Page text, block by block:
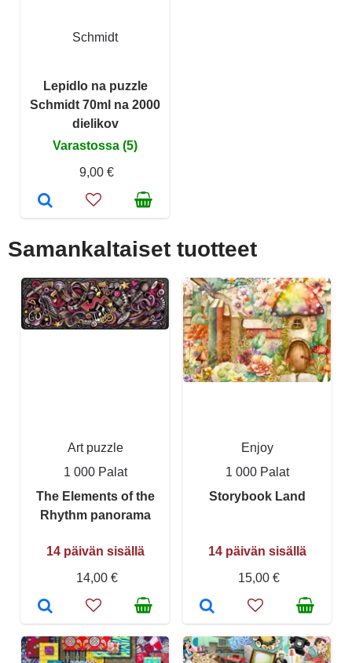
Schmidt
Lepidlo na puzzle
Schmidt 70ml na 2000
dielikov
Varastossa (5)
9,00 €
Samankaltaiset tuotteet
Art puzzle
1 000 Palat
The Elements of the
Rhythm panorama
14 päivän sisällä
14,00 €
Enjoy
1 000 Palat
Storybook Land
14 päivän sisällä
15,00 €